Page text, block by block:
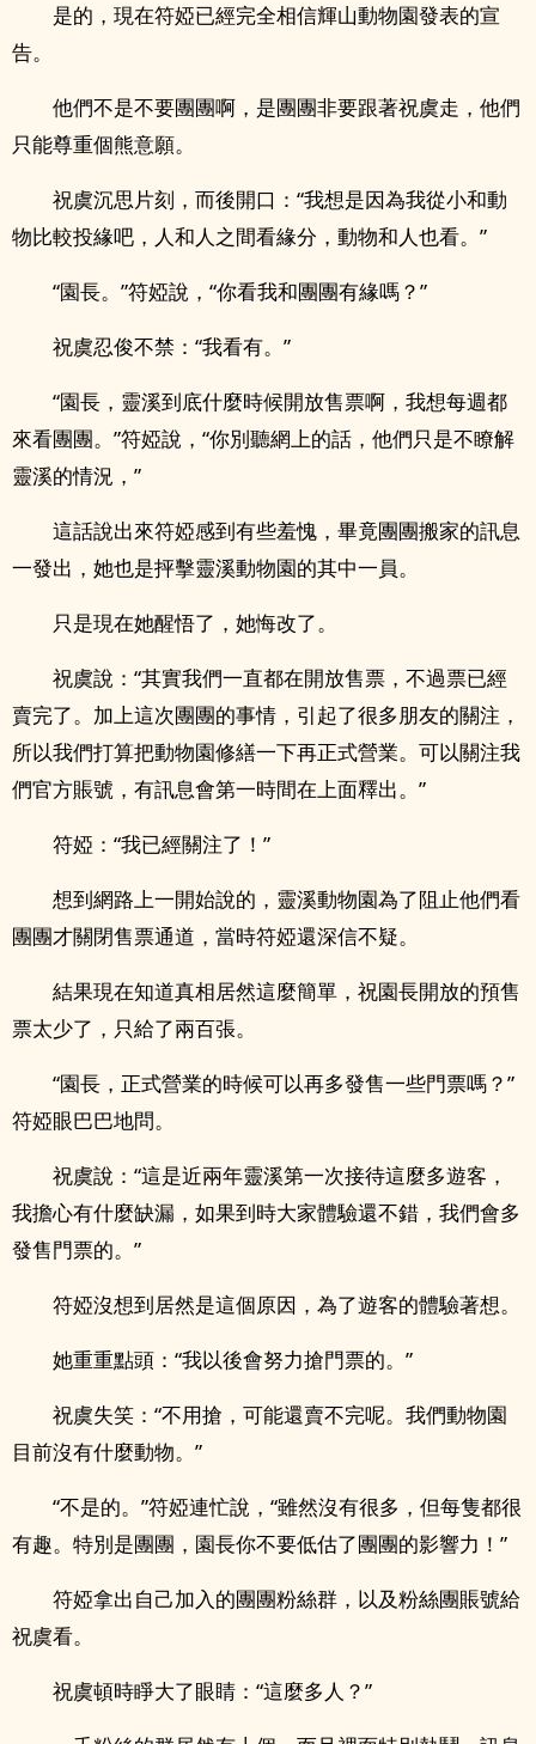
是的，現在符婭已經完全相信輝山動物園發表的宣
告。
他們不是不要團團啊，是團團非要跟著祝虞走，他們
只能尊重個熊意願。
祝虞沉思片刻，而後開口：“我想是因為我從小和動
物比較投緣吧，人和人之間看緣分，動物和人也看。”
“園長。”符婭說，“你看我和團團有緣嗎？”
祝虞忍俊不禁：“我看有。”
“園長，靈溪到底什麼時候開放售票啊，我想每週都
來看團團。”符婭說，“你別聽網上的話，他們只是不瞭解
靈溪的情況，”
這話說出來符婭感到有些羞愧，畢竟團團搬家的訊息
一發出，她也是抨擊靈溪動物園的其中一員。
只是現在她醒悟了，她悔改了。
祝虞說：“其實我們一直都在開放售票，不過票已經
賣完了。加上這次團團的事情，引起了很多朋友的關注，
所以我們打算把動物園修繕一下再正式營業。可以關注我
們官方賬號，有訊息會第一時間在上面釋出。”
符婭：“我已經關注了！”
想到網路上一開始說的，靈溪動物園為了阻止他們看
團團才關閉售票通道，當時符婭還深信不疑。
結果現在知道真相居然這麼簡單，祝園長開放的預售
票太少了，只給了兩百張。
“園長，正式營業的時候可以再多發售一些門票嗎？”
符婭眼巴巴地問。
祝虞說：“這是近兩年靈溪第一次接待這麼多遊客，
我擔心有什麼缺漏，如果到時大家體驗還不錯，我們會多
發售門票的。”
符婭沒想到居然是這個原因，為了遊客的體驗著想。
她重重點頭：“我以後會努力搶門票的。”
祝虞失笑：“不用搶，可能還賣不完呢。我們動物園
目前沒有什麼動物。”
“不是的。”符婭連忙說，“雖然沒有很多，但每隻都很
有趣。特別是團團，園長你不要低估了團團的影響力！”
符婭拿出自己加入的團團粉絲群，以及粉絲團賬號給
祝虞看。
祝虞頓時睜大了眼睛：“這麼多人？”